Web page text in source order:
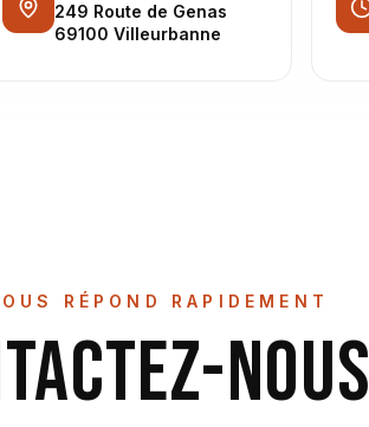
249 Route de Genas
69100 Villeurbanne
RÉPOND RAPIDEMENT
nous